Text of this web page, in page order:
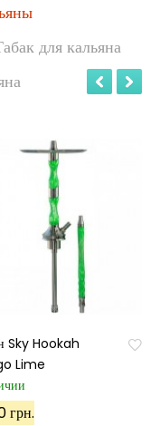
для кальяна
Sky Hookah
Lime
грн.